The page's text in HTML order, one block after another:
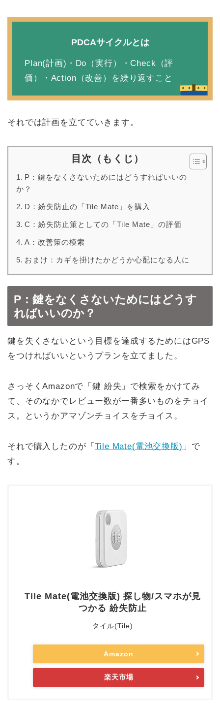
PDCAサイクルとは
Plan(計画)・Do（実行）・Check（評
価）・Action（改善）を繰り返すこと
それでは計画を立てていきます。
目次（もくじ）
P：鍵をなくさないためにはどうすればいいの
か？
D：紛失防止の「Tile Mate」を購入
C：紛失防止策としての「Tile Mate」の評価
A：改善策の模索
おまけ：カギを掛けたかどうか心配になる人に
P：鍵をなくさないためにはどうす
ればいいのか？
鍵を失くさないという目標を達成するためにはGPS
をつければいいというプランを立てました。
さっそくAmazonで「鍵 紛失」で検索をかけてみ
て、そのなかでレビュー数が一番多いものをチョイ
ス。というかアマゾンチョイスをチョイス。
それで購入したのが「Tile Mate(電池交換版) 」で
す。
Tile Mate(電池交換版) 探し物/スマホが見
つかる 紛失防止
タイル(Tile)
Amazon
楽天市場